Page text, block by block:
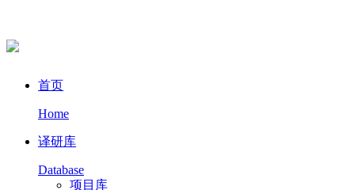
首页
Home
译研库
Database
项目库